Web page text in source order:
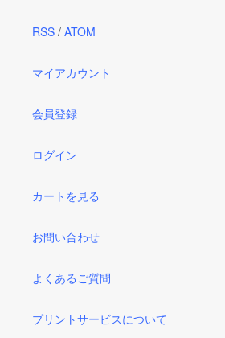
RSS / ATOM
マイアカウント
会員登録
ログイン
カートを見る
お問い合わせ
よくあるご質問
プリントサービスについて